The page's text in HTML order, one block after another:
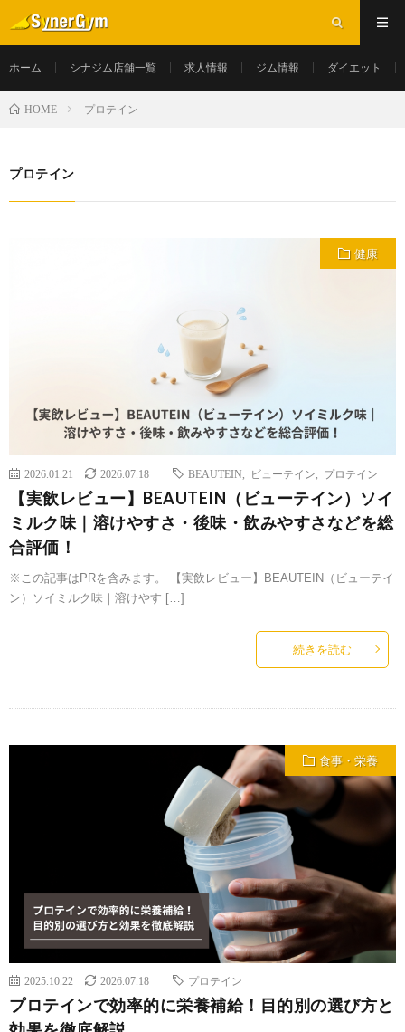
ホーム シナジム店舗一覧 求人情報 ジム情報 ダイエット
HOME プロテイン
プロテイン
健康
2026.01.21 2026.07.18 BEAUTEIN ビューテイン プロテイン
【実飲レビュー】BEAUTEIN（ビューテイン）ソイ
ミルク味｜溶けやすさ・後味・飲みやすさなどを総
合評価！
※この記事はPRを含みます。 【実飲レビュー】BEAUTEIN（ビューテイ
ン）ソイミルク味｜溶けやす […]
続きを読む
食事・栄養
2025.10.22 2026.07.18 プロテイン
プロテインで効率的に栄養補給！目的別の選び方と